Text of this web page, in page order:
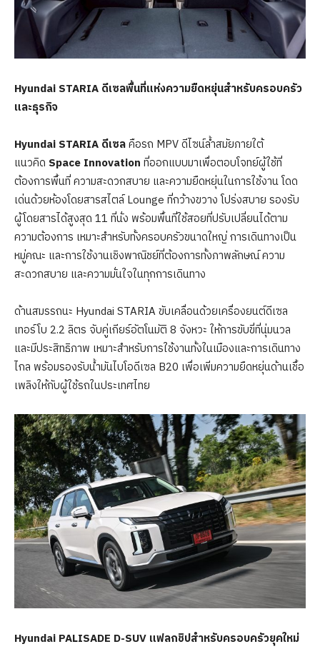
Hyundai STARIA ดีเซลพื้นที่แห่งความยืดหยุ่นสำหรับครอบครัว
และธุรกิจ
Hyundai STARIA ดีเซลคือรถ MPV ดีไซน์ล้ำสมัยภายใต้
แนวคิด Space Innovation ที่ออกแบบมาเพื่อตอบโจทย์ผู้ใช้ที่
ต้องการพื้นที่ ความสะดวกสบาย และความยืดหยุ่นในการใช้งาน โดด
เด่นด้วยห้องโดยสารสไตล์ Lounge ที่กว้างขวาง โปร่งสบาย รองรับ
ผู้โดยสารได้สูงสุด 11 ที่นั่ง พร้อมพื้นที่ใช้สอยที่ปรับเปลี่ยนได้ตาม
ความต้องการ เหมาะสำหรับทั้งครอบครัวขนาดใหญ่ การเดินทางเป็น
หมู่คณะ และการใช้งานเชิงพาณิชย์ที่ต้องการทั้งภาพลักษณ์ ความ
สะดวกสบาย และความมั่นใจในทุกการเดินทาง
ด้านสมรรถนะ Hyundai STARIA ขับเคลื่อนด้วยเครื่องยนต์ดีเซล
เทอร์โบ 2.2 ลิตร จับคู่เกียร์อัตโนมัติ 8 จังหวะ ให้การขับขี่ที่นุ่มนวล
และมีประสิทธิภาพ เหมาะสำหรับการใช้งานทั้งในเมืองและการเดินทาง
ไกล พร้อมรองรับน้ำมันไบโอดีเซล B20 เพื่อเพิ่มความยืดหยุ่นด้านเชื้อ
เพลิงให้กับผู้ใช้รถในประเทศไทย
Hyundai PALISADE D-SUV แฟลกชิปสำหรับครอบครัวยุคใหม่